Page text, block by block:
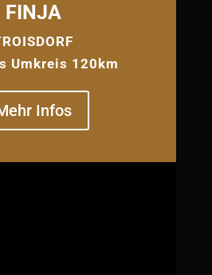
FINJA
Umkreis 120km
Infos